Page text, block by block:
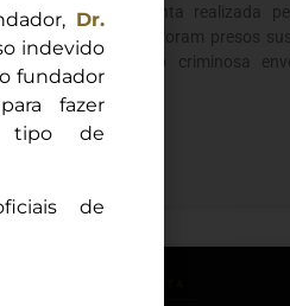
Em operação conjunta realizada
Civil e pela OAB/SP, foram presos
integrar organização criminosa
chamado “Golpe do Falso Advogado”,
que teria movimentado cerca de R$
A fraude ocorre quando
+
Dr.
indevido
fundador
fazer
tipo de
de